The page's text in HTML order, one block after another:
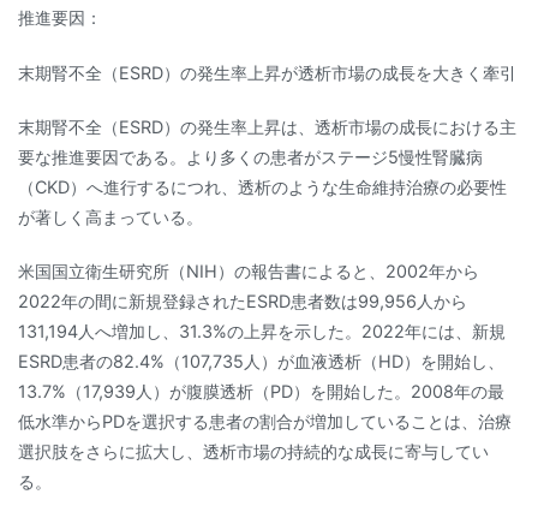
推進要因：
末期腎不全（ESRD）の発生率上昇が透析市場の成長を大きく牽引
末期腎不全（ESRD）の発生率上昇は、透析市場の成長における主
要な推進要因である。より多くの患者がステージ5慢性腎臓病
（CKD）へ進行するにつれ、透析のような生命維持治療の必要性
が著しく高まっている。
米国国立衛生研究所（NIH）の報告書によると、2002年から
2022年の間に新規登録されたESRD患者数は99,956人から
131,194人へ増加し、31.3%の上昇を示した。2022年には、新規
ESRD患者の82.4%（107,735人）が血液透析（HD）を開始し、
13.7%（17,939人）が腹膜透析（PD）を開始した。2008年の最
低水準からPDを選択する患者の割合が増加していることは、治療
選択肢をさらに拡大し、透析市場の持続的な成長に寄与してい
る。